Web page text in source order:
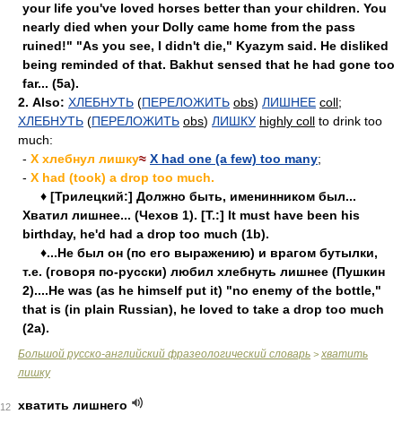
your life you've loved horses better than your children. You
nearly died when your Dolly came home from the pass
ruined!" "As you see, I didn't die," Kyazym said. He disliked
being reminded of that. Bakhut sensed that he had gone too
far... (5a).
2. Also: ХЛЕБНУТЬ (ПЕРЕЛОЖИТЬ obs) ЛИШНЕЕ coll;
ХЛЕБНУТЬ (ПЕРЕЛОЖИТЬ obs) ЛИШКУ highly coll to drink too
much:
- X хлебнул лишку≈ X had one (a few) too many;
- X had (took) a drop too much.
♦ [Трилецкий:] Должно быть, именинником был...
Хватил лишнее... (Чехов 1). [Т.:] It must have been his
birthday, he'd had a drop too much (1b).
♦...Не был он (по его выражению) и врагом бутылки,
т.е. (говоря по-русски) любил хлебнуть лишнее (Пушкин
2)....He was (as he himself put it) "no enemy of the bottle,"
that is (in plain Russian), he loved to take a drop too much
(2a).
Большой русско-английский фразеологический словарь > хватить
лишку
12
хватить лишнего